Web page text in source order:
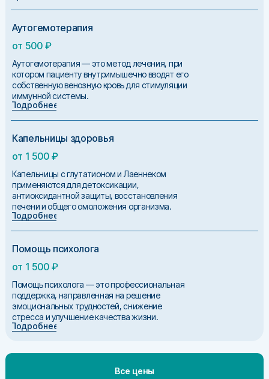
Все цены
Аутогемотерапия
Аутогемотерапия — это метод лечения, при
котором пациенту внутримышечно вводят его
собственную венозную кровь для стимуляции
иммунной системы.
Подробнее
от 500 ₽
Капельницы здоровья
Капельницы с глутатионом и Лаеннеком
применяются для детоксикации,
антиоксидантной защиты, восстановления
печени и общего омоложения организма.
Подробнее
от 1 500 ₽
Помощь психолога
Помощь психолога — это профессиональная
поддержка, направленная на решение
эмоциональных трудностей, снижение
стресса и улучшение качества жизни.
Подробнее
от 1 500 ₽